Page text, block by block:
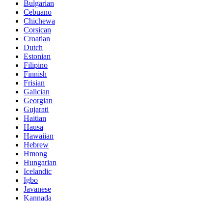
Bulgarian
Cebuano
Chichewa
Corsican
Croatian
Dutch
Estonian
Filipino
Finnish
Frisian
Galician
Georgian
Gujarati
Haitian
Hausa
Hawaiian
Hebrew
Hmong
Hungarian
Icelandic
Igbo
Javanese
Kannada